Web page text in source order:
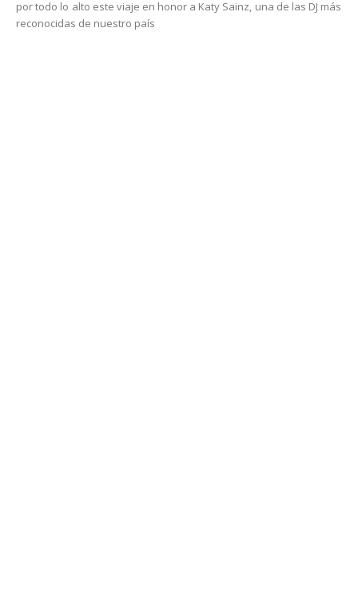
por todo lo alto este viaje en honor a Katy Sainz, una de las DJ más
reconocidas de nuestro país